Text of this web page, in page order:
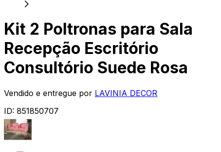
Kit 2 Poltronas para Sala
Recepção Escritório
Consultório Suede Rosa
Vendido e entregue por LAVINIA DECOR
ID: 851850707